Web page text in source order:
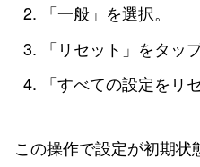
「一般」を選択。
「リセット」をタップ
「すべての設定をリ
この操作で設定が初期